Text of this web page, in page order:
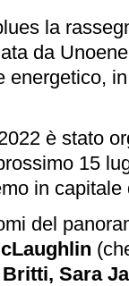
la
da
energetico,
è stato
15
in
del
Sara